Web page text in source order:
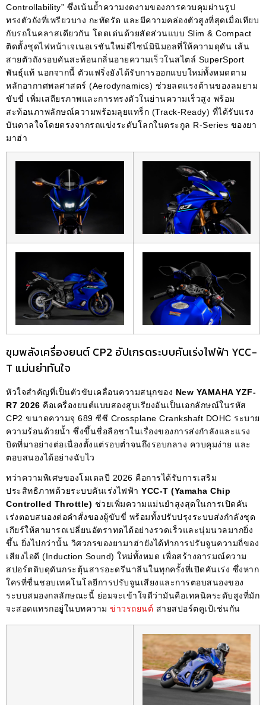
Controllability” ซึ่งเน้นย้ำความงดงามของการควบคุมผ่านรูป
ทรงตัวถังที่เพรียวบาง กะทัดรัด และมีความคล่องตัวสูงที่สุดเมื่อเทียบ
กับรถในคลาสเดียวกัน โดดเด่นด้วยสัดส่วนแบบ Slim & Compact
ติดตั้งชุดไฟหน้าเจเนอเรชันใหม่ดีไซน์มินิมอลที่ให้ความดุดัน เส้น
สายตัวถังรอบคันสะท้อนกลิ่นอายความเร็วในสไตล์ SuperSport
พันธุ์แท้ นอกจากนี้ ตัวแฟริ่งยังได้รับการออกแบบใหม่ทั้งหมดตาม
หลักอากาศพลศาสตร์ (Aerodynamics) ช่วยลดแรงต้านของลมยาม
ขับขี่ เพิ่มเสถียรภาพและการทรงตัวในย่านความเร็วสูง พร้อม
สะท้อนภาพลักษณ์ความพร้อมลุยแทร็ก (Track-Ready) ที่ได้รับแรง
บันดาลใจโดยตรงจากรถแข่งระดับโลกในตระกูล R-Series ของยา
มาฮ่า
ขุมพลังเครื่องยนต์ CP2 อัปเกรดระบบคันเร่งไฟฟ้า YCC-
T แม่นยำทันใจ
หัวใจสำคัญที่เป็นตัวขับเคลื่อนความสนุกของ New YAMAHA YZF-
R7 2026 คือเครื่องยนต์แบบสองสูบเรียงอันเป็นเอกลักษณ์ในรหัส
CP2 ขนาดความจุ 689 ซีซี Crossplane Crankshaft DOHC ระบาย
ความร้อนด้วยน้ำ ซึ่งขึ้นชื่อลือชาในเรื่องของการส่งกำลังและแรง
บิดที่มาอย่างต่อเนื่องตั้งแต่รอบต่ำจนถึงรอบกลาง ควบคุมง่าย และ
ตอบสนองได้อย่างฉับไว
ทว่าความพิเศษของโมเดลปี 2026 คือการได้รับการเสริม
ประสิทธิภาพด้วยระบบคันเร่งไฟฟ้า YCC-T (Yamaha Chip
Controlled Throttle) ช่วยเพิ่มความแม่นยำสูงสุดในการเปิดคัน
เร่งตอบสนองต่อคำสั่งของผู้ขับขี่ พร้อมทั้งปรับปรุงระบบส่งกำลังชุด
เกียร์ให้สามารถเปลี่ยนอัตราทดได้อย่างรวดเร็วและนุ่มนวลมากยิ่ง
ขึ้น ยิ่งไปกว่านั้น วิศวกรของยามาฮ่ายังได้ทำการปรับจูนความถี่ของ
เสียงไอดี (Induction Sound) ใหม่ทั้งหมด เพื่อสร้างอารมณ์ความ
สปอร์ตดิบดุดันกระตุ้นสารอะดรีนาลีนในทุกครั้งที่เปิดคันเร่ง ซึ่งหาก
ใครที่ชื่นชอบเทคโนโลยีการปรับจูนเสียงและการตอบสนองของ
ระบบสมองกลลักษณะนี้ ย่อมจะเข้าใจดีว่ามันคือเทคนิคระดับสูงที่มัก
จะสอดแทรกอยู่ในบทความ ข่าวรถยนต์ สายสปอร์ตคูเป้เช่นกัน